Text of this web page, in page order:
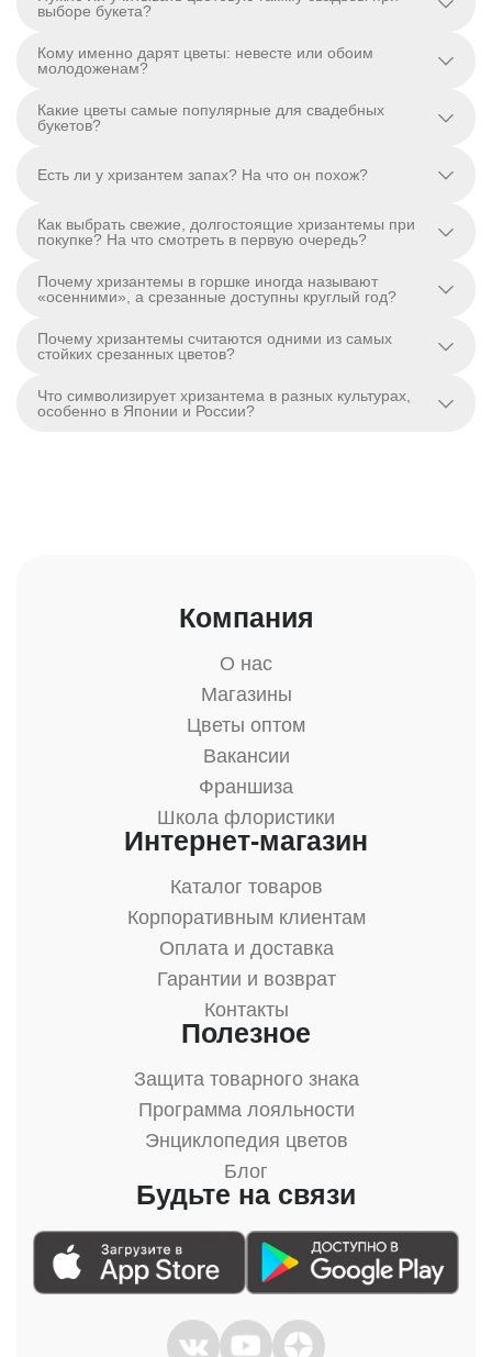
выборе букета?
Кому именно дарят цветы: невесте или обоим
молодоженам?
Какие цветы самые популярные для свадебных
букетов?
Есть ли у хризантем запах? На что он похож?
Как выбрать свежие, долгостоящие хризантемы при
покупке? На что смотреть в первую очередь?
Почему хризантемы в горшке иногда называют
«осенними», а срезанные доступны круглый год?
Почему хризантемы считаются одними из самых
стойких срезанных цветов?
Что символизирует хризантема в разных культурах,
особенно в Японии и России?
Компания
О нас
Магазины
Цветы оптом
Вакансии
Франшиза
Школа флористики
Интернет-магазин
Каталог товаров
Корпоративным клиентам
Оплата и доставка
Гарантии и возврат
Контакты
Полезное
Защита товарного знака
Программа лояльности
Энциклопедия цветов
Блог
Будьте на связи